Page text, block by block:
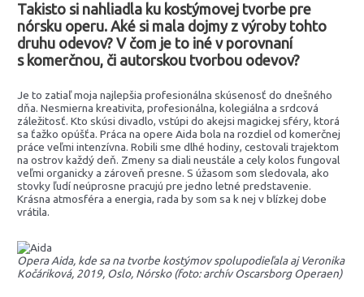
Takisto si nahliadla ku kostýmovej tvorbe pre
nórsku operu. Aké si mala dojmy z výroby tohto
druhu odevov? V čom je to iné v porovnaní
s komerčnou, či autorskou tvorbou odevov?
Je to zatiaľ moja najlepšia profesionálna skúsenosť do dnešného
dňa. Nesmierna kreativita, profesionálna, kolegiálna a srdcová
záležitosť. Kto skúsi divadlo, vstúpi do akejsi magickej sféry, ktorá
sa ťažko opúšťa. Práca na opere Aida bola na rozdiel od komerčnej
práce veľmi intenzívna. Robili sme dlhé hodiny, cestovali trajektom
na ostrov každý deň. Zmeny sa diali neustále a cely kolos fungoval
veľmi organicky a zároveň presne. S úžasom som sledovala, ako
stovky ľudí neúprosne pracujú pre jedno letné predstavenie.
Krásna atmosféra a energia, rada by som sa k nej v blízkej dobe
vrátila.
Opera Aida, kde sa na tvorbe kostýmov spolupodieľala aj Veronika
Kočáriková, 2019, Oslo, Nórsko (foto: archív Oscarsborg Operaen)